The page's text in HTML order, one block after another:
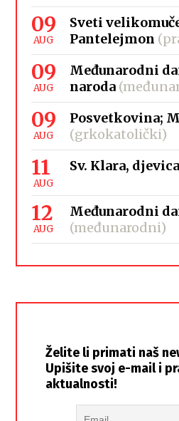
09
AUG
Sveti
Pantelejmon
09
AUG
Međunarodni
naroda
09
AUG
Posvetkovina;
(grkokatolički)
11
AUG
Sv. Klara, djevica
12
AUG
Međunarodni
(međunarodni)
Želite li primati naš
Upišite svoj e-mail i
aktualnosti!